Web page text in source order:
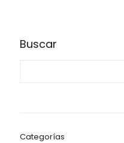
Buscar
Categorías